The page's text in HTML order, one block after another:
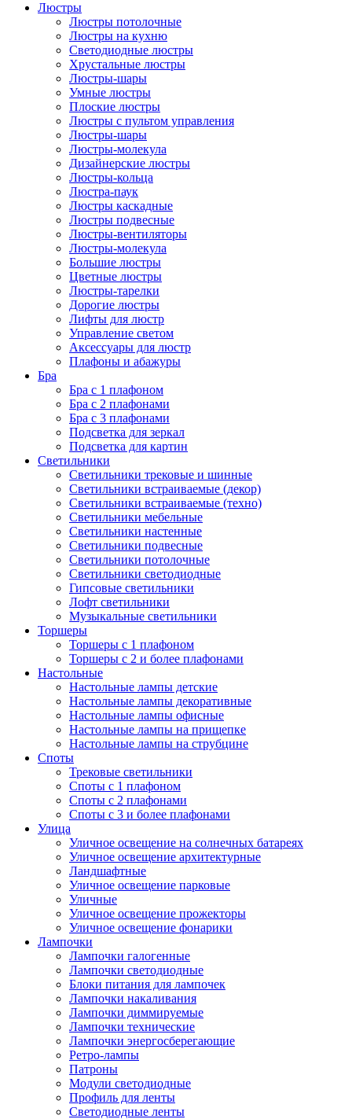
Люстры
Люстры потолочные
Люстры на кухню
Светодиодные люстры
Хрустальные люстры
Люстры-шары
Умные люстры
Плоские люстры
Люстры с пультом управления
Люстры-шары
Люстры-молекула
Дизайнерские люстры
Люстры-кольца
Люстра-паук
Люстры каскадные
Люстры подвесные
Люстры-вентиляторы
Люстры-молекула
Большие люстры
Цветные люстры
Люстры-тарелки
Дорогие люстры
Лифты для люстр
Управление светом
Аксессуары для люстр
Плафоны и абажуры
Бра
Бра с 1 плафоном
Бра с 2 плафонами
Бра с 3 плафонами
Подсветка для зеркал
Подсветка для картин
Светильники
Светильники трековые и шинные
Светильники встраиваемые (декор)
Светильники встраиваемые (техно)
Светильники мебельные
Светильники настенные
Светильники подвесные
Светильники потолочные
Светильники светодиодные
Гипсовые светильники
Лофт светильники
Музыкальные светильники
Торшеры
Торшеры с 1 плафоном
Торшеры с 2 и более плафонами
Настольные
Настольные лампы детские
Настольные лампы декоративные
Настольные лампы офисные
Настольные лампы на прищепке
Настольные лампы на струбцине
Споты
Трековые светильники
Споты с 1 плафоном
Споты с 2 плафонами
Споты с 3 и более плафонами
Улица
Уличное освещение на солнечных батареях
Уличное освещение архитектурные
Ландшафтные
Уличное освещение парковые
Уличные
Уличное освещение прожекторы
Уличное освещение фонарики
Лампочки
Лампочки галогенные
Лампочки светодиодные
Блоки питания для лампочек
Лампочки накаливания
Лампочки диммируемые
Лампочки технические
Лампочки энергосберегающие
Ретро-лампы
Патроны
Модули светодиодные
Профиль для ленты
Светодиодные ленты